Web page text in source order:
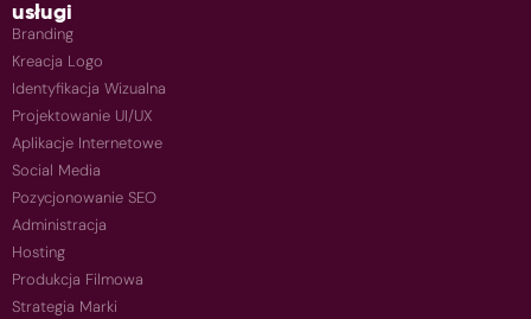
usługi
Branding
Kreacja Logo
Identyfikacja Wizualna
Projektowanie UI/UX
Aplikacje Internetowe
Social Media
Pozycjonowanie SEO
Administracja
Hosting
Produkcja Filmowa
Strategia Marki